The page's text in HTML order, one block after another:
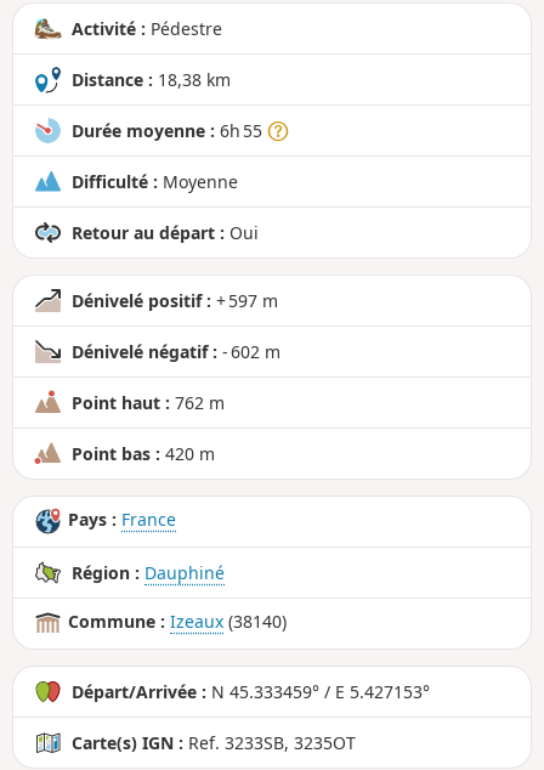
n
d
Activité : Pédestre
Distance : 18,38 km
Durée moyenne : 6h 55
Difficulté : Moyenne
Retour au départ : Oui
Dénivelé positif : + 597 m
Dénivelé négatif : - 602 m
Point haut : 762 m
Point bas : 420 m
Pays : France
Région : Dauphiné
Commune : Izeaux (38140)
Départ/Arrivée : N 45.333459° / E 5.427153°
Carte(s) IGN : Ref. 3233SB, 3235OT